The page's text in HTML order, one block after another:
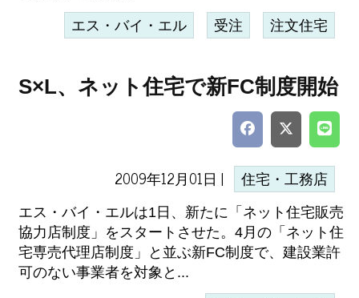
エス・バイ・エル 受注 注文住宅
S×L、ネット住宅で新FC制度開始
2009年12月01日 | 住宅・工務店
エス・バイ・エルは1日、新たに「ネット住宅販売
協力店制度」をスタートさせた。4月の「ネット住
宅専売代理店制度」と並ぶ新FC制度で、建設業許
可のない事業者を対象と...